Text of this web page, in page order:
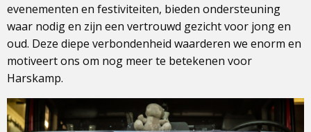
evenementen en festiviteiten, bieden ondersteuning
waar nodig en zijn een vertrouwd gezicht voor jong en
oud. Deze diepe verbondenheid waarderen we enorm en
motiveert ons om nog meer te betekenen voor
Harskamp.